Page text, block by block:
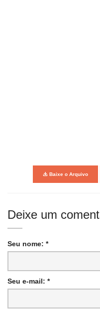
Baixe o Arquivo
Deixe um
Seu nome: *
Seu e-mail: *